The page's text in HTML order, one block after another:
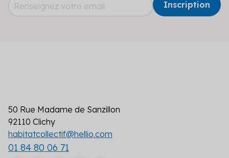
50 Rue Madame de Sanzillon
92110 Clichy
habitatcollectif@hellio.com
01 84 80 06 71